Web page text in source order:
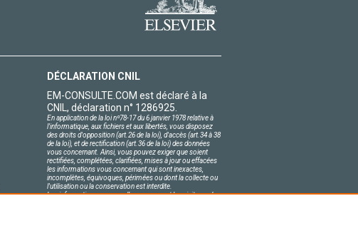
DÉCLARATION CNIL
EM-CONSULTE.COM est déclaré à la
CNIL, déclaration n° 1286925.
En application de la loi nº78-17 du 6 janvier 1978 relative à
l'informatique, aux fichiers et aux libertés, vous disposez
des droits d'opposition (art.26 de la loi), d'accès (art.34 à 38
de la loi), et de rectification (art.36 de la loi) des données
vous concernant. Ainsi, vous pouvez exiger que soient
rectifiées, complétées, clarifiées, mises à jour ou effacées
les informations vous concernant qui sont inexactes,
incomplètes, équivoques, périmées ou dont la collecte ou
l'utilisation ou la conservation est interdite.
Les informations personnelles concernant les visiteurs de